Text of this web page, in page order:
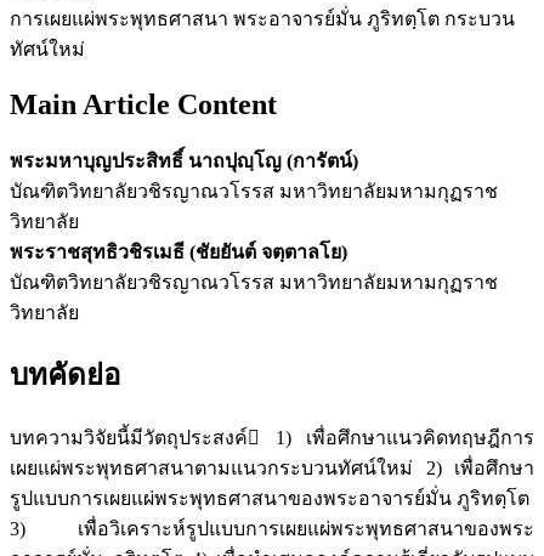
การเผยแผ่พระพุทธศาสนา พระอาจารย์มั่น ภูริทตฺโต กระบวน
ทัศน์ใหม่
Main Article Content
พระมหาบุญประสิทธิ์ นาถปุญฺโญ (การัตน์)
บัณฑิตวิทยาลัยวชิรญาณวโรรส มหาวิทยาลัยมหามกุฏราช
วิทยาลัย
พระราชสุทธิวชิรเมธี (ชัยยันต์ จตฺตาลโย)
บัณฑิตวิทยาลัยวชิรญาณวโรรส มหาวิทยาลัยมหามกุฏราช
วิทยาลัย
บทคัดย่อ
บทความวิจัยนี้มีวัตถุประสงค์ 1) เพื่อศึกษาแนวคิดทฤษฎีการ
เผยแผ่พระพุทธศาสนาตามแนวกระบวนทัศน์ใหม่ 2) เพื่อศึกษา
รูปแบบการเผยแผ่พระพุทธศาสนาของพระอาจารย์มั่น ภูริทตฺโต
3) เพื่อวิเคราะห์รูปแบบการเผยแผ่พระพุทธศาสนาของพระ